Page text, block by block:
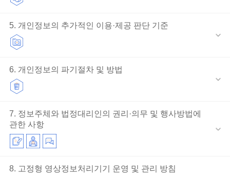
5. 개인정보의 추가적인 이용·제공 판단 기준
6. 개인정보의 파기절차 및 방법
7. 정보주체와 법정대리인의 권리·의무 및 행사방법에
관한 사항
8. 고정형 영상정보처리기기 운영 및 관리 방침